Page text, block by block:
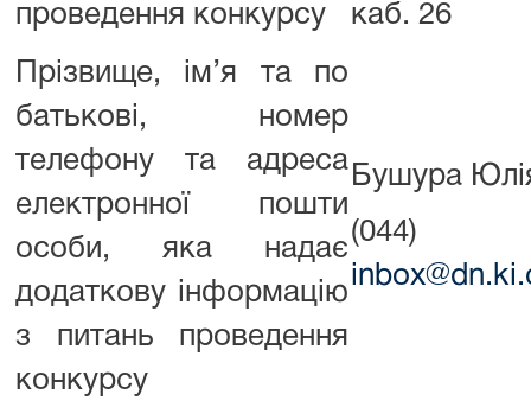
проведення конкурсу
каб. 26
Прізвище, ім’я та по
батькові, номер
телефону та адреса
електронної пошти
особи, яка надає
додаткову інформацію
з питань проведення
конкурсу
Бушура